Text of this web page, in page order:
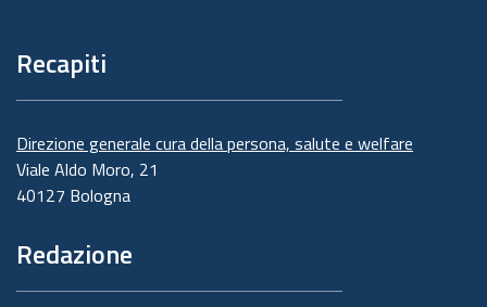
Recapiti
Direzione generale cura della persona, salute e welfare
Viale Aldo Moro, 21
40127 Bologna
Redazione